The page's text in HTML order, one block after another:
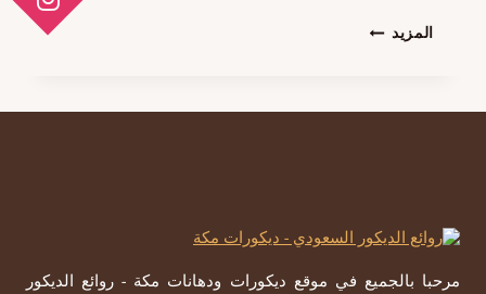
المزيد حداد
حدائق
مرحبا بالجميع في موقع ديكورات ودهانات مكة - روائع الديكور